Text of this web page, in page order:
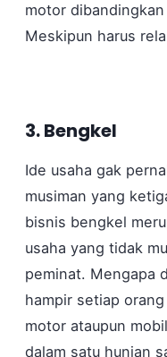
motor
Meskipun harus
3. Bengkel
Ide usaha gak
musiman yang
bisnis bengkel
usaha yang tidak
peminat. Mengapa
hampir setiap
motor ataupun
dalam satu hunian